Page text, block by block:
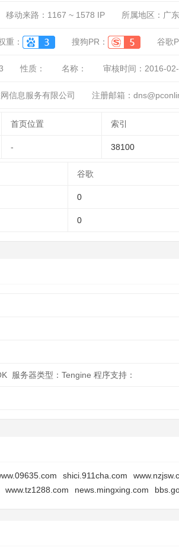
移动来路： 1167 ~ 1578 IP 所属地区：广
重： 搜狗PR： 谷歌
性质： 名称： 审核时间： 2016-
信息服务有限公司 注册邮箱：
首页位置 索引
- 38100
谷歌
0
0
服务器类型：Tengine 程序支持：
shici.911cha.com
www.tz1288.com news.mingxing.com